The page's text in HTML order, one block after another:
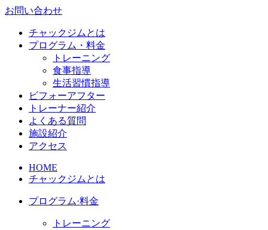
お問い合わせ
チャックジムとは
プログラム・料金
トレーニング
食事指導
生活習慣指導
ビフォーアフター
トレーナー紹介
よくある質問
施設紹介
アクセス
HOME
チャックジムとは
プログラム·料金
トレーニング